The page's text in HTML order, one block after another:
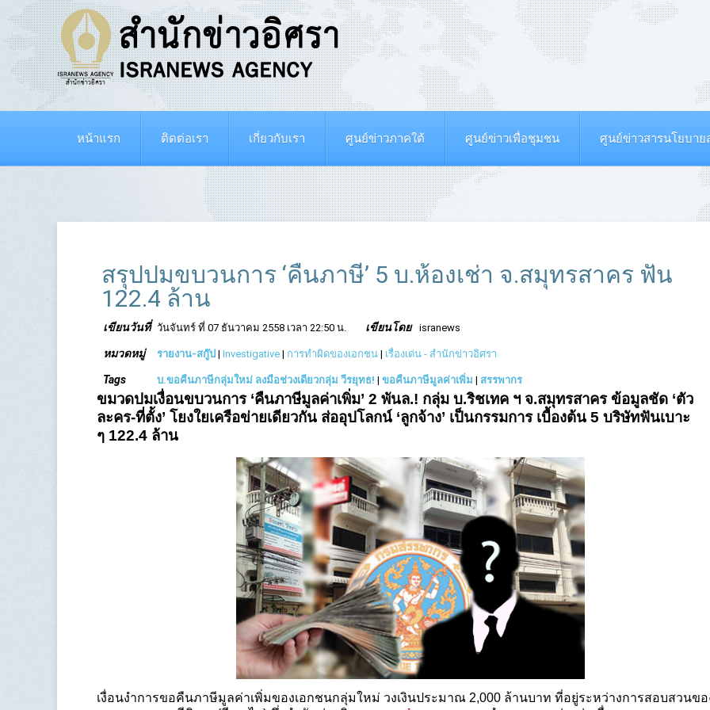
หน้าแรก ติดต่อเรา เกี่ยวกับเรา ศูนย์ข่าวภาคใต้ ศูนย์ข่าวเพื่อชุมชน ศูนย์ข่าวสารนโยบา
สรุปปมขบวนการ ‘คืนภาษี’ 5 บ.ห้องเช่า จ.สมุทรสาคร ฟัน
122.4 ล้าน
เขียนวันที่ วันจันทร์ ที่ 07 ธันวาคม 2558 เวลา 22:50 น. เขียนโดย isranews
หมวดหมู่ รายงาน-สกู๊ป | Investigative | การทำผิดของเอกชน | เรื่องเด่น - สำนักข่าวอิศรา
Tags บ.ขอคืนภาษีกลุ่มใหม่ ลงมือช่วงเดียวกลุ่ม วีรยุทธ! | ขอคืนภาษีมูลค่าเพิ่ม | สรรพากร
ขมวดปมเงื่อนขบวนการ ‘คืนภาษีมูลค่าเพิ่ม’ 2 พันล.! กลุ่ม บ.ริชเทค ฯ จ.สมุทรสาคร ข้อมูลชัด ‘ตัว
ละคร-ที่ตั้ง’ โยงใยเครือข่ายเดียวกัน ส่ออุปโลกน์ ‘ลูกจ้าง’ เป็นกรรมการ เบื้องต้น 5 บริษัทฟันเบาะ
ๆ 122.4 ล้าน
เงื่อนงำการขอคืนภาษีมูลค่าเพิ่มของเอกชนกลุ่มใหม่ วงเงินประมาณ 2,000 ล้านบาท ที่อยู่ระหว่างการสอบสวนขอ